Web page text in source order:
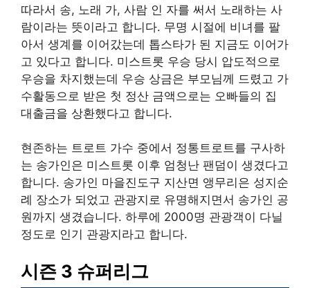
따라서 송, 노래 가, 사람 인 자를 써서 노래하는 사
람이라는 뜻이라고 합니다. 무명 시절에 비녀를 팔
아서 생계를 이어갔는데 톱스타가 된 지금도 이어가
고 있다고 합니다. 미스트롯 우승 당시 압도적으로
우승을 차지했는데 우승 상금은 부모님께 드렸고 가
수활동으로 받은 첫 정산 금액으로는 오빠들의 집
대출금을 상환했다고 합니다.
현존하는 트로트 가수 중에서 정통트로트를 구사하
는 송가인은 미스트롯 이후 엄청난 팬덤이 생겼다고
합니다. 송가인 마을진도구 지산면 앵무리은 성지순
례 장소가 되었고 관광지로 유명해지면서 송가인 공
원까지 생겼습니다. 하루에 2000명 관광객이 다닐
정도로 인기 관광지라고 합니다.
시즌 3 슈퍼리그